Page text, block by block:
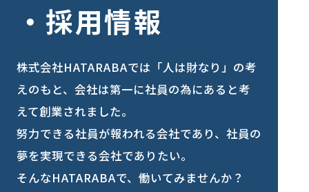
採用情報
株式会社HATARABAでは「人は財なり」の考
えのもと、会社は第一に社員の為にあると考
えて創業されました。
努力できる社員が報われる会社であり、社員の
夢を実現できる会社でありたい。
そんなHATARABAで、働いてみませんか？